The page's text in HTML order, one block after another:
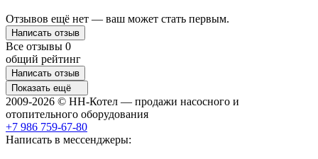
Отзывов ещё нет — ваш может стать первым.
Написать отзыв
Все отзывы 0
общий рейтинг
Написать отзыв
Показать ещё
2009-2026 © НН-Котел — продажи насосного и
отопительного оборудования
+7 986 759-67-80
Написать в мессенджеры: